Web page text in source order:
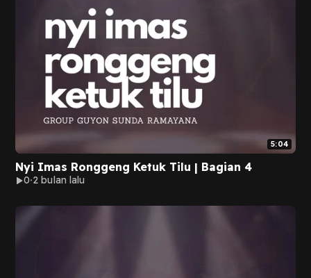
5:04
Nyi Imas Ronggeng Ketuk Tilu | Bagian 4
0 2 bulan lalu